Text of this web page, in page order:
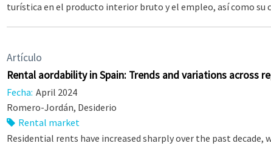
turística en el producto interior bruto y el empleo, así como su
Artículo
Rental affordability in Spain: Trends and variations across
Fecha: April 2024
Romero-Jordán, Desiderio
Rental market
Residential rents have increased sharply over the past